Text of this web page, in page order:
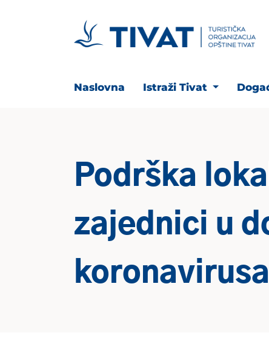
Naslovna Istraži Tivat
Podrška
zajednici u
koronavirusa